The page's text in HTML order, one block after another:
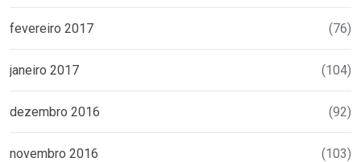
fevereiro 2017 (76)
janeiro 2017 (104)
dezembro 2016 (92)
novembro 2016 (103)